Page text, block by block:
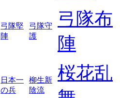
弓隊堅
陣
弓隊守
護
弓隊布
陣
日本一
の兵
柳生新
陰流
桜花乱